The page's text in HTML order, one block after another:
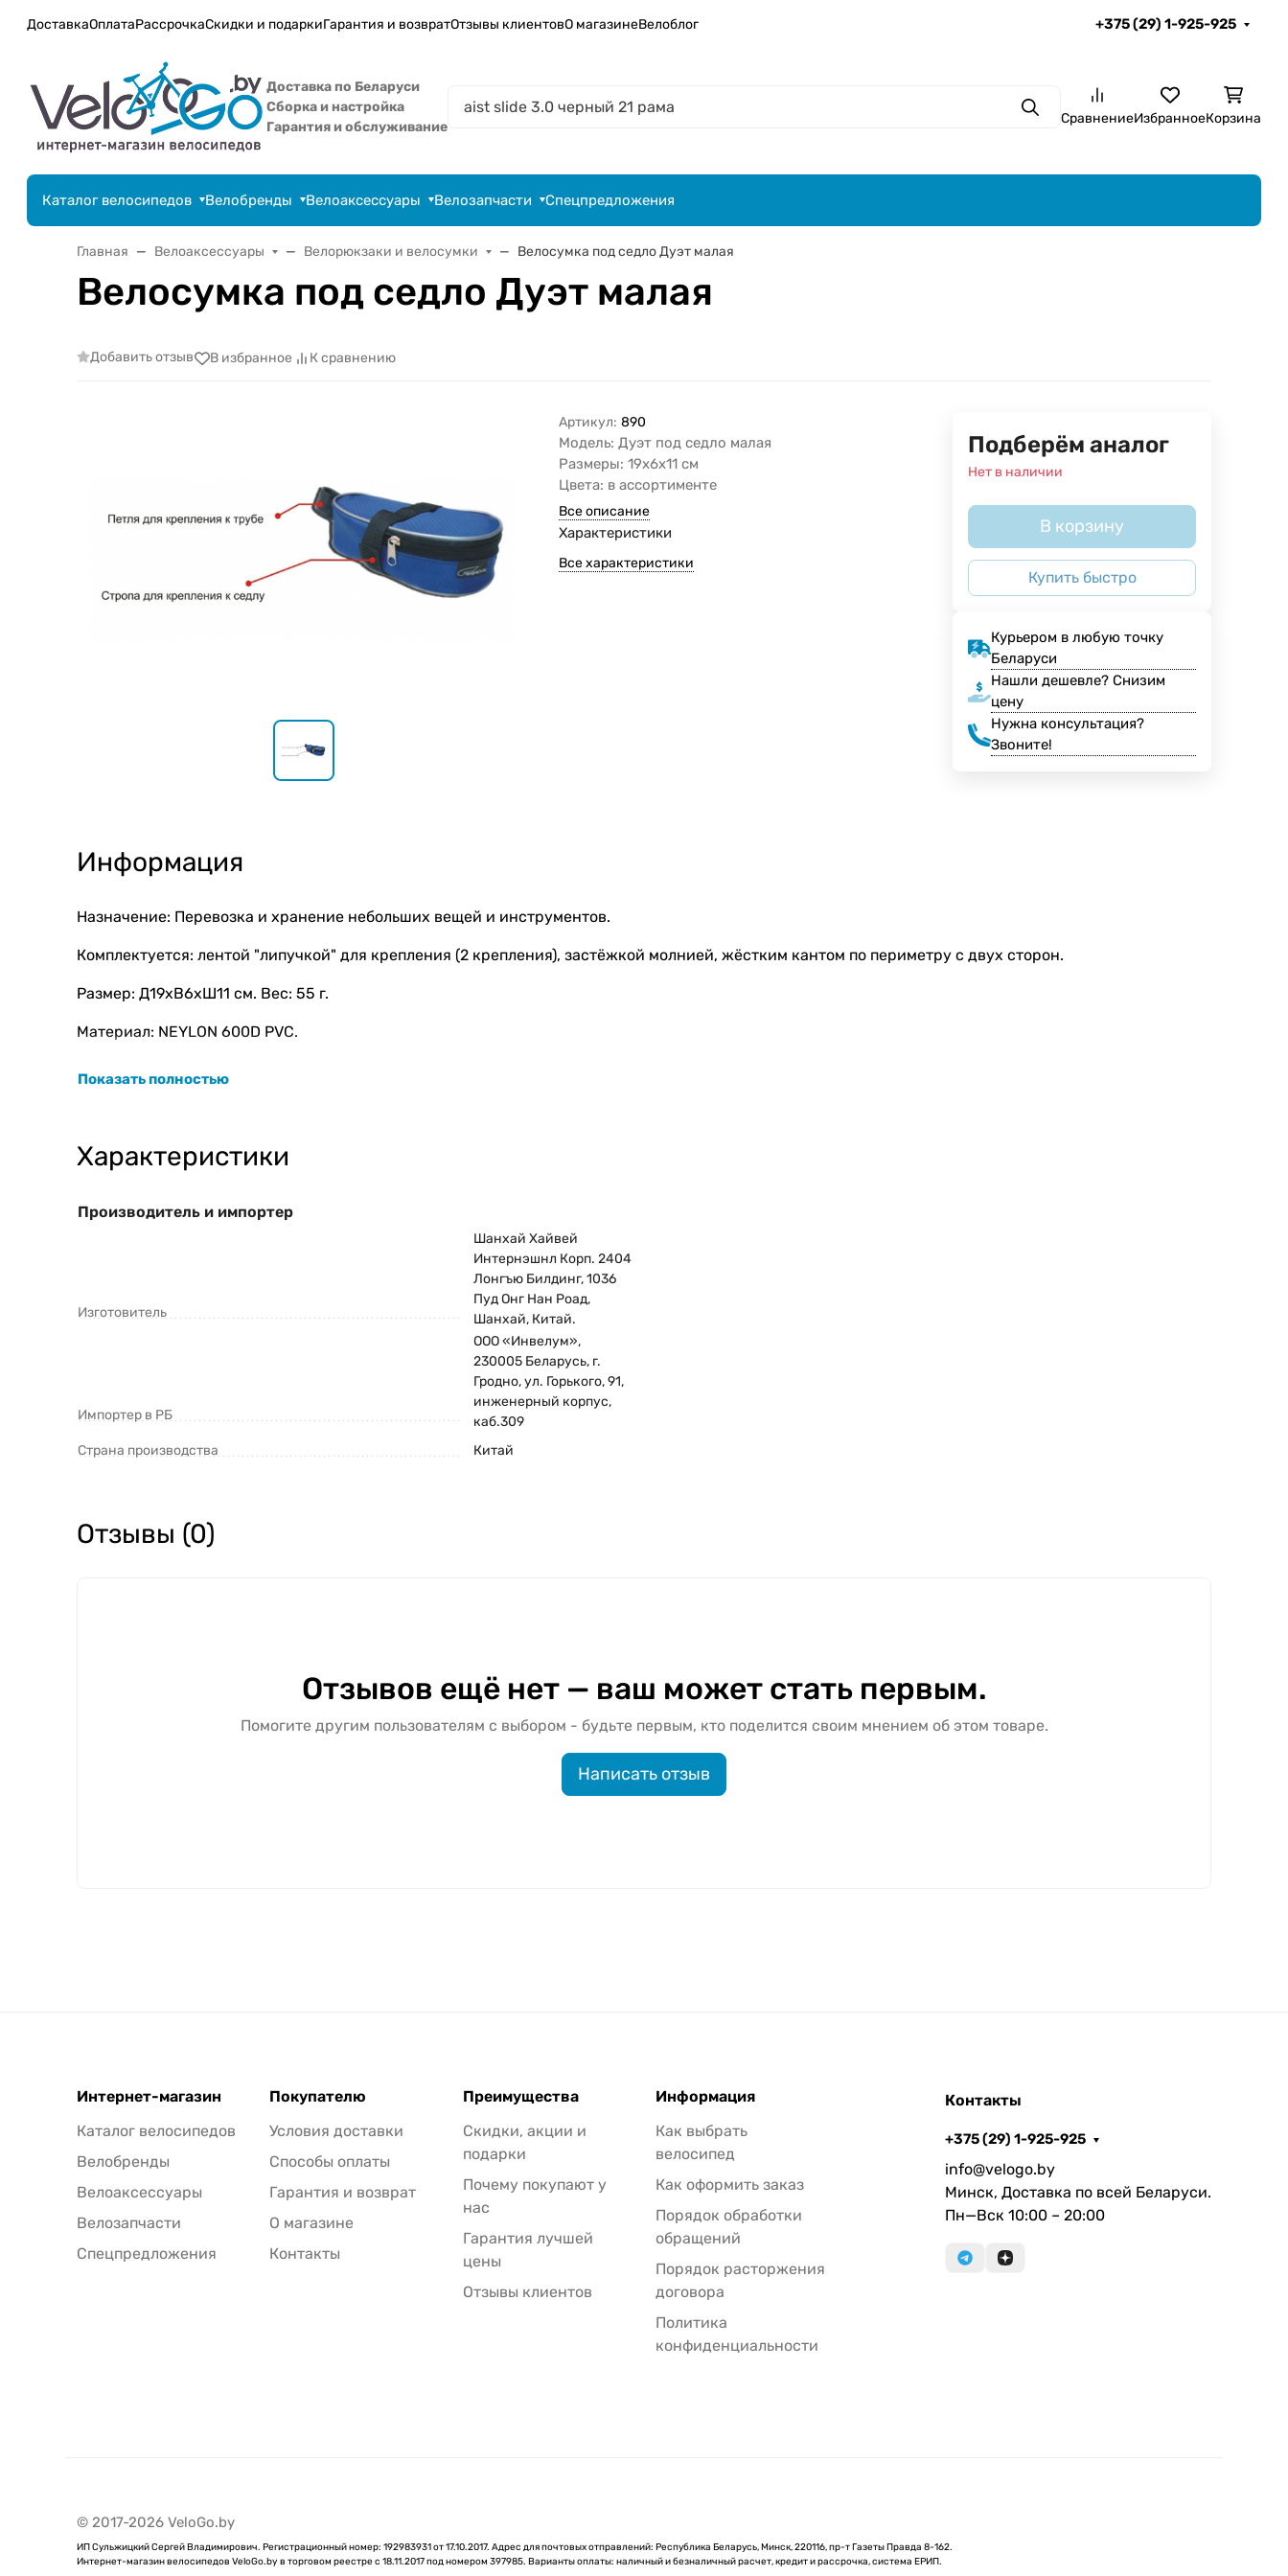
ДоставкаОплатаРассрочкаСкидки и подаркиГарантия и возвратОтзывы клиентовО магазинеВелоблог +375 (29) 1-925-925
Доставка по Беларуси
Сборка и настройка
Гарантия и обслуживание
ПоискСравнениеИзбранноеКорзина
Каталог велосипедов Велобренды Велоаксессуары Велозапчасти Спецпредложения
Главная Велоаксессуары Велорюкзаки и велосумки Велосумка под седло Дуэт малая
Велосумка под седло Дуэт малая
Добавить отзыв В избранное К сравнению
Артикул: 890
Модель: Дуэт под седло малая
Размеры: 19х6х11 см
Цвета: в ассортименте
Все описание
Характеристики
Все характеристики
Подберём аналог
Нет в наличии
В корзину
Купить быстро
Курьером в любую точку
Беларуси
Нашли дешевле? Снизим
цену
Нужна консультация?
Звоните!
Информация
Назначение: Перевозка и хранение небольших вещей и инструментов.
Комплектуется: лентой "липучкой" для крепления (2 крепления), застёжкой молнией, жёстким кантом по периметру с двух сторон.
Размер: Д19хВ6хШ11 см. Вес: 55 г.
Материал: NEYLON 600D PVC.
Цвет в ассортименте.
Показать полностью
Характеристики
Производитель и импортер
Изготовитель
Шанхай Хайвей
Интернэшнл Корп. 2404
Лонгъю Билдинг, 1036
Пуд Онг Нан Роад,
Шанхай, Китай.
Импортер в РБ
ООО «Инвелум»,
230005 Беларусь, г.
Гродно, ул. Горького, 91,
инженерный корпус,
каб.309
Страна производства
Китай
Отзывы (0)
Отзывов ещё нет — ваш может стать первым.
Помогите другим пользователям с выбором - будьте первым, кто поделится своим мнением об этом товаре.
Написать отзыв
Интернет-магазин
Каталог велосипедов
Велобренды
Велоаксессуары
Велозапчасти
Спецпредложения
Покупателю
Условия доставки
Способы оплаты
Гарантия и возврат
О магазине
Контакты
Преимущества
Скидки, акции и
подарки
Почему покупают у
нас
Гарантия лучшей
цены
Отзывы клиентов
Информация
Как выбрать
велосипед
Как оформить заказ
Порядок обработки
обращений
Порядок расторжения
договора
Политика
конфиденциальности
Контакты
+375 (29) 1-925-925
info@velogo.by
Минск, Доставка по всей Беларуси.
Пн—Вск 10:00 – 20:00
© 2017-2026 VeloGo.by
ИП Сульжицкий Сергей Владимирович. Регистрационный номер: 192983931 от 17.10.2017. Адрес для почтовых отправлений: Республика Беларусь, Минск, 220116, пр-т Газеты Правда 8-162.
Интернет-магазин велосипедов VeloGo.by в торговом реестре с 18.11.2017 под номером 397985. Варианты оплаты: наличный и безналичный расчет, кредит и рассрочка, система ЕРИП.